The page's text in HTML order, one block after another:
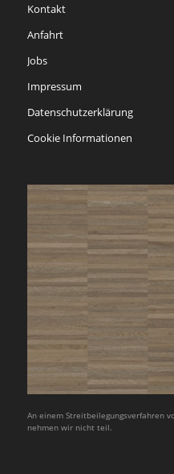
Kontakt
Anfahrt
Jobs
Impressum
Datenschutzerklärung
Cookie Informationen
An einem Streitbeilegungsverfahren
nehmen wir nicht teil.